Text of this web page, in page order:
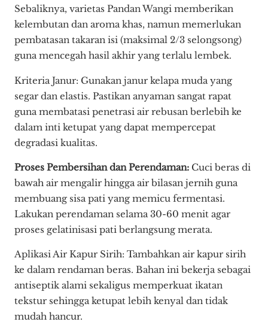
Sebaliknya, varietas Pandan Wangi memberikan
kelembutan dan aroma khas, namun memerlukan
pembatasan takaran isi (maksimal 2/3 selongsong)
guna mencegah hasil akhir yang terlalu lembek.
Kriteria Janur: Gunakan janur kelapa muda yang
segar dan elastis. Pastikan anyaman sangat rapat
guna membatasi penetrasi air rebusan berlebih ke
dalam inti ketupat yang dapat mempercepat
degradasi kualitas.
Proses Pembersihan dan Perendaman: Cuci beras di
bawah air mengalir hingga air bilasan jernih guna
membuang sisa pati yang memicu fermentasi.
Lakukan perendaman selama 30-60 menit agar
proses gelatinisasi pati berlangsung merata.
Aplikasi Air Kapur Sirih: Tambahkan air kapur sirih
ke dalam rendaman beras. Bahan ini bekerja sebagai
antiseptik alami sekaligus memperkuat ikatan
tekstur sehingga ketupat lebih kenyal dan tidak
mudah hancur.